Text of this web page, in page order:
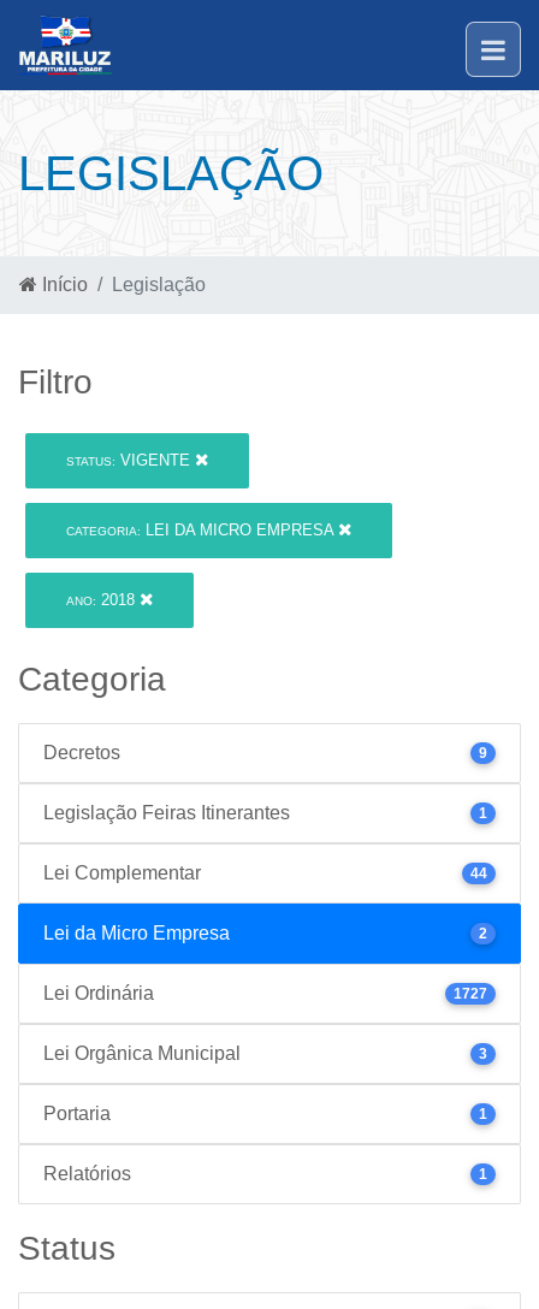
LEGISLAÇÃO
Início Legislação
Filtro
STATUS: VIGENTE
CATEGORIA: LEI DA MICRO EMPRESA
ANO: 2018
Categoria
Decretos 9
Legislação Feiras Itinerantes 1
Lei Complementar 44
Lei da Micro Empresa 2
Lei Ordinária 1727
Lei Orgânica Municipal 3
Portaria 1
Relatórios 1
Status